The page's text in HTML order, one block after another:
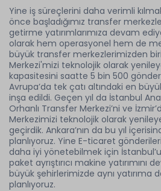
Yine iş süreçlerini daha verimli
önce başladığımız transfer
getirme yatırımlarımıza devam
olarak hem operasyonel hem de
büyük transfer merkezlerimizden
Merkezi'mizi teknolojik olarak
kapasitesini saatte 5 bin 500
Avrupa’da tek çatı altındaki en
inşa edildi. Geçen yıl da İstanbul
Orhanlı Transfer Merkezi’ni ve
Merkezimizi teknolojik olarak
geçirdik. Ankara’nın da bu yıl
planlıyoruz. Yine E-ticaret
daha iyi yönetebilmek için
paket ayrıştırıcı makine yatırımını
büyük şehirlerimizde aynı yatırıma
planlıyoruz.